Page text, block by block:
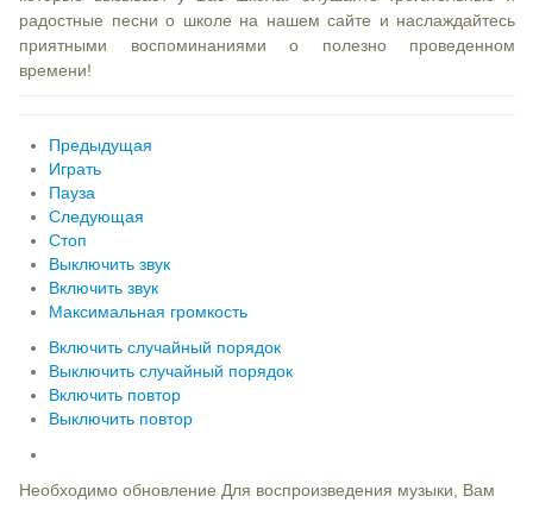
радостные песни о школе на нашем сайте и наслаждайтесь
приятными воспоминаниями о полезно проведенном
времени!
Предыдущая
Играть
Пауза
Следующая
Стоп
Выключить звук
Включить звук
Максимальная громкость
Включить случайный порядок
Выключить случайный порядок
Включить повтор
Выключить повтор
Необходимо обновление Для воспроизведения музыки, Вам